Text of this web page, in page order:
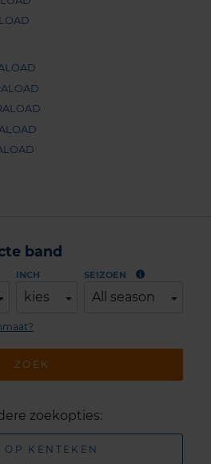
band
INCH
kies
SEIZOEN
All season
ZOEK
zoekopties:
OP KENTEKEN